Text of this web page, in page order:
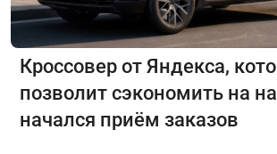
Кроссовер от Яндекса,
позволит сэкономить на
начался приём заказов